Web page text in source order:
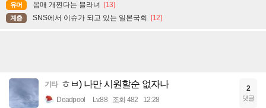
유머 몸매 개쩐다는 블라녀 [13]
계층 SNS에서 이슈가 되고 있는 일본국회 [12]
기타 ㅎㅂ) 나만 시원할순 없자나
Deadpool Lv.88 조회 482 12:28
2
댓글